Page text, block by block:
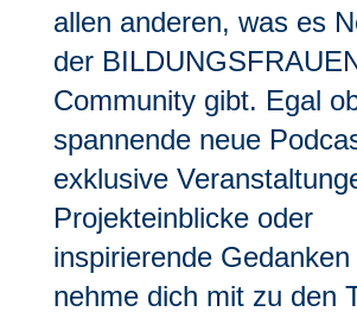
allen anderen, was es
der
Community gibt. Egal
spannende neue
exklusive
Projekteinblicke oder
inspirierende
nehme dich mit zu den